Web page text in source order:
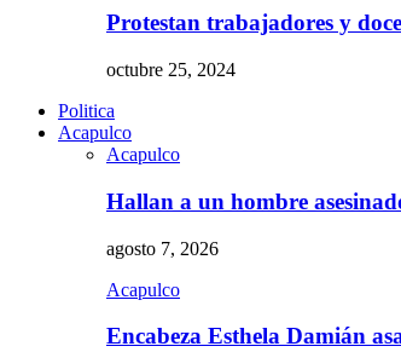
Protestan trabajadores y
octubre 25, 2024
Politica
Acapulco
Acapulco
Hallan a un hombre
agosto 7, 2026
Acapulco
Encabeza Esthela Damián